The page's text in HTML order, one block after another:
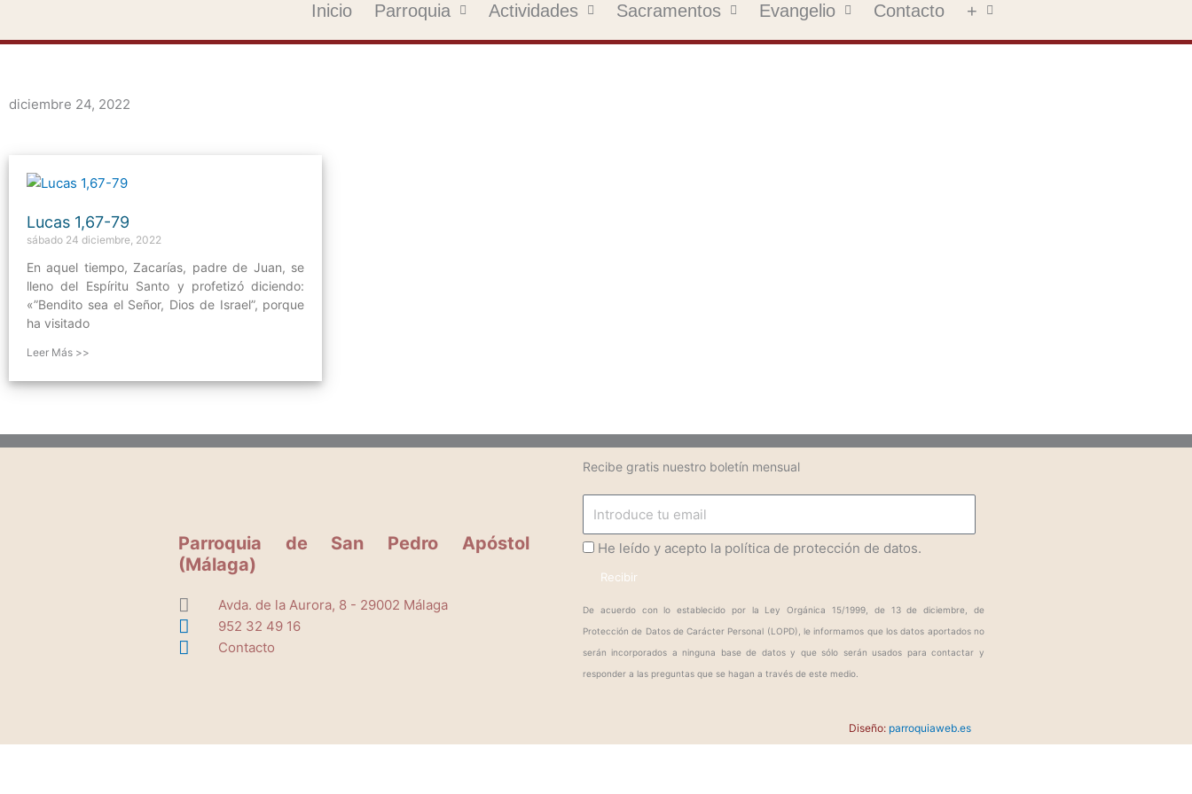
Inicio Parroquia Actividades Sacramentos Evangelio Contacto +
diciembre 24, 2022
Lucas 1,67-79
sábado 24 diciembre, 2022
En aquel tiempo, Zacarías, padre de Juan, se
lleno del Espíritu Santo y profetizó diciendo:
«”Bendito sea el Señor, Dios de Israel”, porque
ha visitado
Leer Más >>
Parroquia de San Pedro Apóstol
(Málaga)
Avda. de la Aurora, 8 - 29002 Málaga
952 32 49 16
Contacto
Recibe gratis nuestro boletín mensual
ProteccionDatos
He leído y acepto la política de protección de datos.
Recibir
De acuerdo con lo establecido por la Ley Orgánica 15/1999, de 13 de diciembre, de
Protección de Datos de Carácter Personal (LOPD), le informamos que los datos aportados no
serán incorporados a ninguna base de datos y que sólo serán usados para contactar y
responder a las preguntas que se hagan a través de este medio.
Diseño: parroquiaweb.es